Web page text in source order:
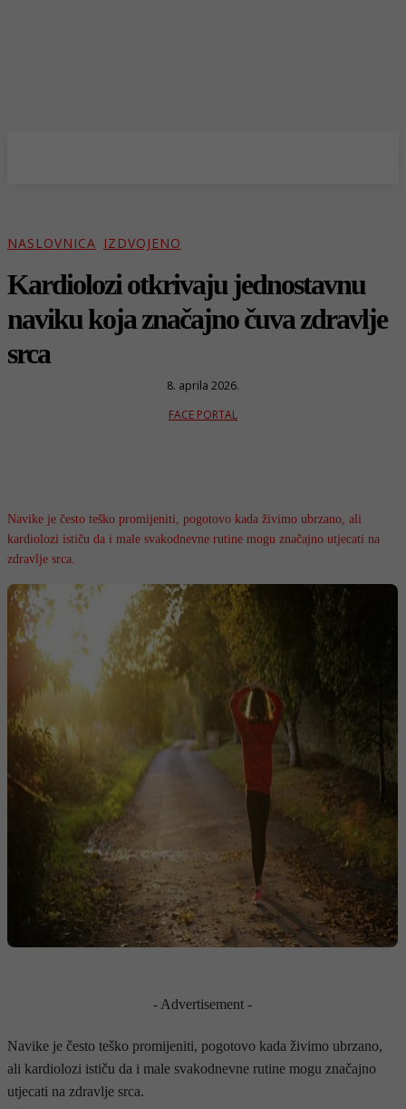
NASLOVNICA IZDVOJENO
Kardiolozi otkrivaju jednostavnu
naviku koja značajno čuva zdravlje
srca
8. aprila 2026.
FACE PORTAL
Navike je često teško promijeniti, pogotovo kada živimo ubrzano, ali
kardiolozi ističu da i male svakodnevne rutine mogu značajno utjecati na
zdravlje srca.
- Advertisement -
Navike je često teško promijeniti, pogotovo kada živimo ubrzano,
ali kardiolozi ističu da i male svakodnevne rutine mogu značajno
utjecati na zdravlje srca.